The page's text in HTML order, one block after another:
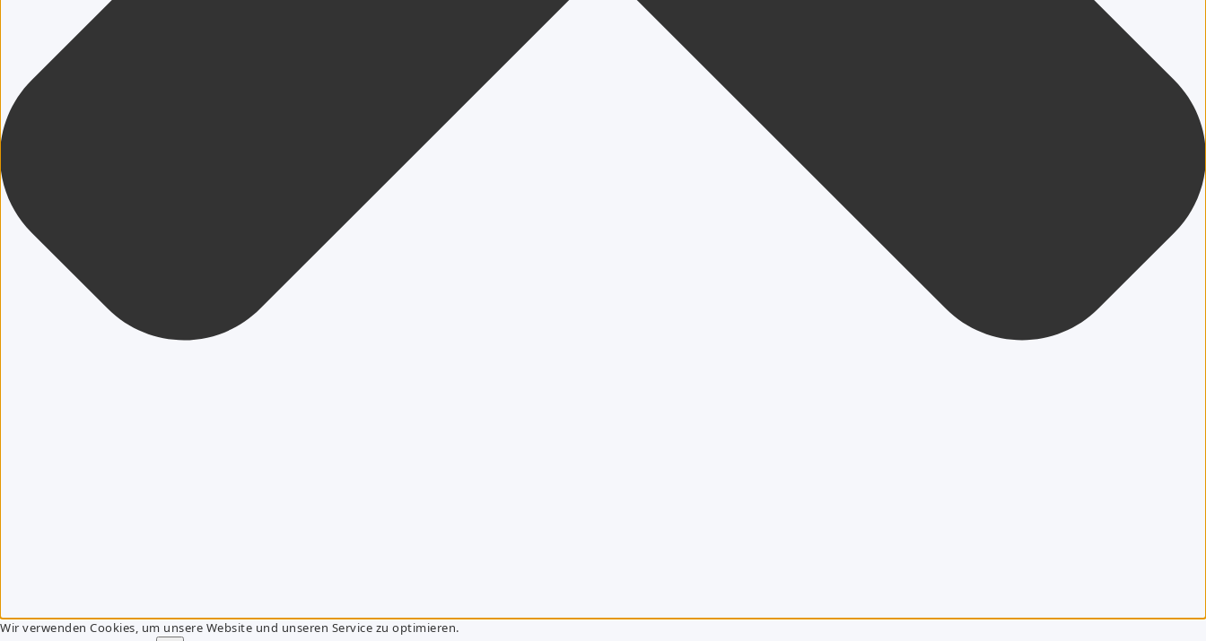
Wir verwenden Cookies, um unsere Website und unseren Service zu optimieren.